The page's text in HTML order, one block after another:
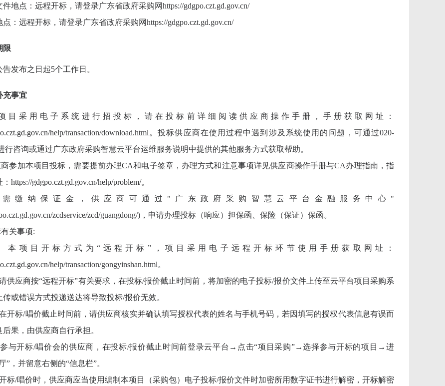
件地点：远程开标，请登录广东省政府采购网https://gdgpo.czt.gd.gov.cn/
点：远程开标，请登录广东省政府采购网https://gdgpo.czt.gd.gov.cn/
限
告发布之日起5个工作日。
充事宜
目采用电子系统进行招投标，请在投标前详细阅读供应商操作手册，手册获取网址：
help/transaction/download.html。投标供应商在使用过程中遇到涉及系统使用的问题，可通过020-
行咨询或通过广东政府采购智慧云平台运维服务说明中提供的其他服务方式获取帮助。
商参加本项目投标，需要提前办理CA和电子签章，办理方式和注意事项详见供应商操作手册与CA办理指南，指
https://gdgpo.czt.gd.gov.cn/help/problem/。
需缴纳保证金，供应商可通过"广东政府采购智慧云平台金融服务中心"
zcdservice/zcd/guangdong/)，申请办理投标（响应）担保函、保险（保证）保函。
关事项:
本项目开标方式为“远程开标”，项目采用电子远程开标环节使用手册获取网址：
help/transaction/gongyinshan.html。
供应商按“远程开标”有关要求，在投标/报价截止时间前，将加密的电子投标/报价文件上传至云平台项目采购系
或错误方式投递送达将导致投标/报价无效。
开标/唱价截止时间前，请供应商核实并确认填写授权代表的姓名与手机号码，若因填写的授权代表信息有误而
果，由供应商自行承担。
与开标/唱价会的供应商，在投标/报价截止时间前登录云平台→点击“项目采购”→选择参与开标的项目→进
”，并留意右侧的“信息栏”。
标/唱价时，供应商应当使用编制本项目（采购包）电子投标/报价文件时加密所用数字证书进行解密，开标解密